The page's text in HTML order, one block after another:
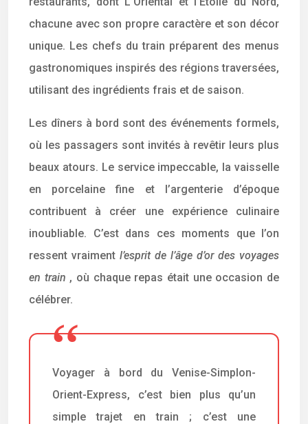
chacune avec son propre caractère et son décor
unique. Les chefs du train préparent des menus
gastronomiques inspirés des régions traversées,
utilisant des ingrédients frais et de saison.
Les dîners à bord sont des événements formels,
où les passagers sont invités à revêtir leurs plus
beaux atours. Le service impeccable, la vaisselle
en porcelaine fine et l’argenterie d’époque
contribuent à créer une expérience culinaire
inoubliable. C’est dans ces moments que l’on
ressent vraiment l’esprit de l’âge d’or des voyages
en train , où chaque repas était une occasion de
célébrer.
Voyager à bord du Venise-Simplon-
Orient-Express, c’est bien plus qu’un
simple trajet en train ; c’est une